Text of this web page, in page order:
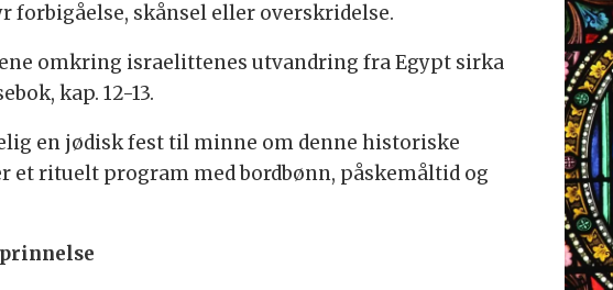
forbigåelse, skånsel eller overskridelse.
omkring israelittenes utvandring fra Egypt sirka
kap. 12-13.
en jødisk fest til minne om denne historiske
et rituelt program med bordbønn, påskemåltid og